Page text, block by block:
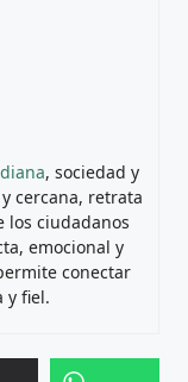
, sociedad y
cercana, retrata
los ciudadanos
emocional y
conectar
y fiel.